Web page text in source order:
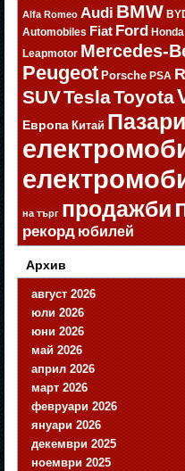
Alfa Romeo Audi BMW
Automobiles Fiat Ford Honda
Leapmotor Mercedes-
Peugeot Porsche PSA
SUVTeslaToyota
Европа Китай Пазари
на търг продажби
рекорд юбилей
Архив
август 2026
юли 2026
юни 2026
май 2026
април 2026
март 2026
февруари 2026
януари 2026
декември 2025
ноември 2025